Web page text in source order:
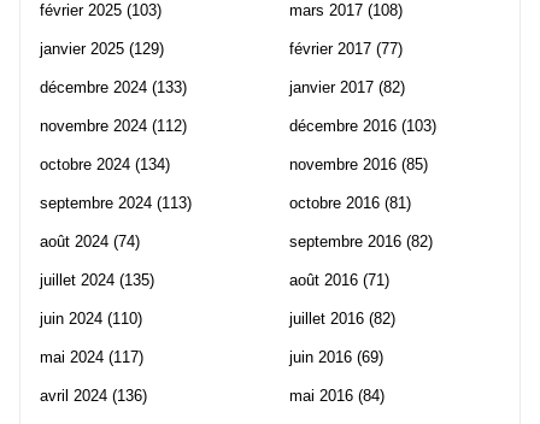
février 2025 (103)
janvier 2025 (129)
décembre 2024 (133)
novembre 2024 (112)
octobre 2024 (134)
septembre 2024 (113)
août 2024 (74)
juillet 2024 (135)
juin 2024 (110)
mai 2024 (117)
avril 2024 (136)
mars 2017 (108)
février 2017 (77)
janvier 2017 (82)
décembre 2016 (103)
novembre 2016 (85)
octobre 2016 (81)
septembre 2016 (82)
août 2016 (71)
juillet 2016 (82)
juin 2016 (69)
mai 2016 (84)